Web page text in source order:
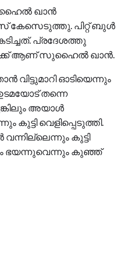
സുഹൈല്‍ ഖാന്‍
കേസെടുത്തു. പിറ്റ് ബുള്‍
പ്രദേശത്തു
ആണ് സുഹൈല്‍ ഖാന്‍.
വിട്ടുമാറി ഓടിയെന്നും
തന്നെ
അയാള്‍
കുട്ടി വെളിപ്പെടുത്തി.
കുട്ടി
ഭയന്നുവെന്നും കുഞ്ഞ്